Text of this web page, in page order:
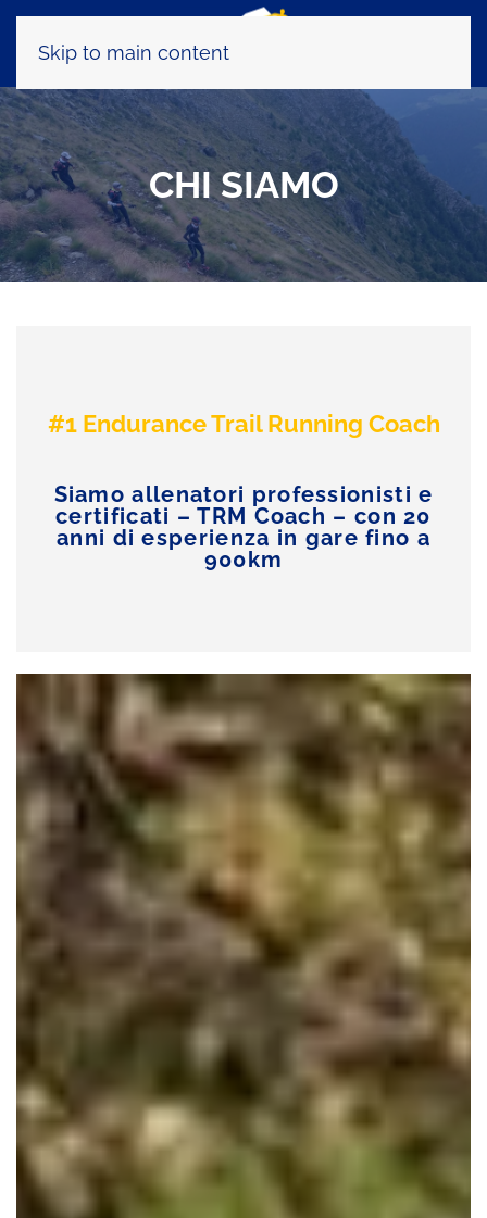
Skip to main content
CHI SIAMO
#1 Endurance Trail Running Coach
Siamo allenatori professionisti e
certificati –TRM Coach – con 20
anni di esperienza in gare fino a
900km